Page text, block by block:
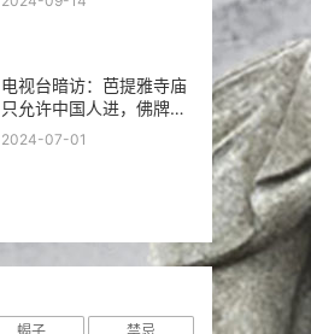
电视台暗访：芭提雅寺庙
守护者 药膏